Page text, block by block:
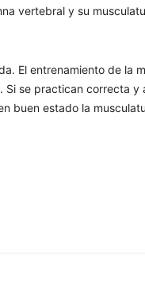
vertebral y su
El entrenamiento de la
se practican correcta
buen estado la